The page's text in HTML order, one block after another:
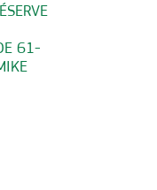
61-